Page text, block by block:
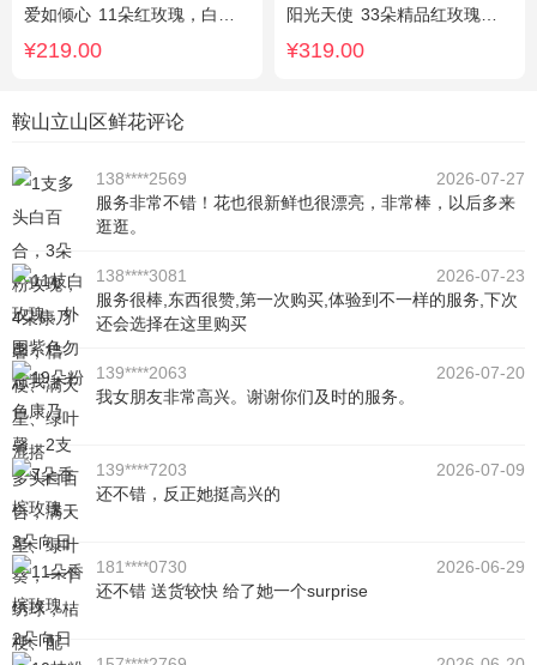
爱如倾心 11朵红玫瑰，白色满天星间插，一条灯带，一对小熊、黄莺或尤加利叶搭配
¥219.00
阳光天使 33朵精品红玫瑰，外围搭配适量红色、粉色、白色石竹梅。
¥319.00
鞍山立山区鲜花评论
138****2569
2026-07-27
服务非常不错！花也很新鲜也很漂亮，非常棒，以后多来
逛逛。
138****3081
2026-07-23
服务很棒,东西很赞,第一次购买,体验到不一样的服务,下次
还会选择在这里购买
139****2063
2026-07-20
我女朋友非常高兴。谢谢你们及时的服务。
139****7203
2026-07-09
还不错，反正她挺高兴的
181****0730
2026-06-29
还不错 送货较快 给了她一个surprise